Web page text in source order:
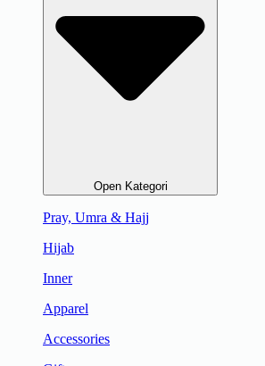
Open Kategori
Pray, Umra & Hajj
Hijab
Inner
Apparel
Accessories